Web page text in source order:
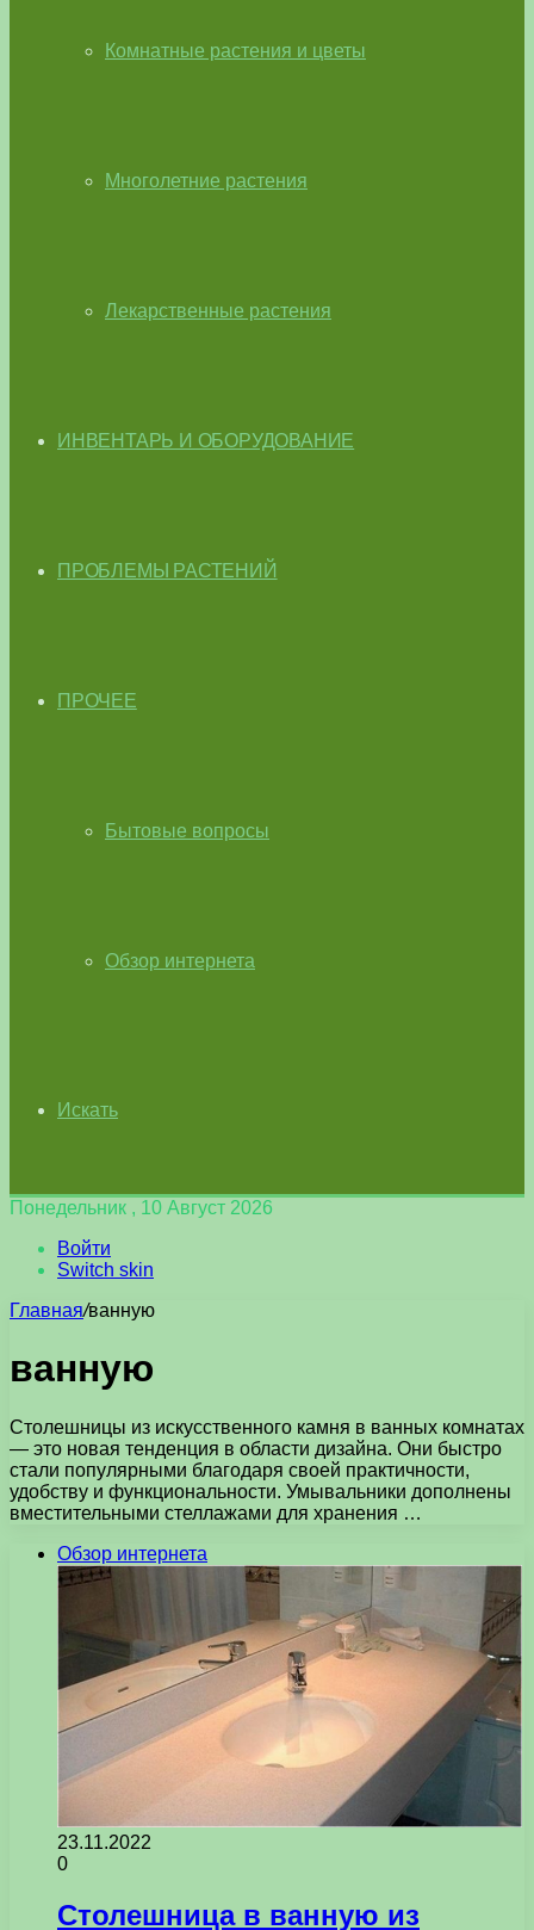
Комнатные растения и цветы
Многолетние растения
Лекарственные растения
ИНВЕНТАРЬ И ОБОРУДОВАНИЕ
ПРОБЛЕМЫ РАСТЕНИЙ
ПРОЧЕЕ
Бытовые вопросы
Обзор интернета
Искать
Понедельник , 10 Август 2026
Войти
Switch skin
Главная/ванную
ванную
Столешницы из искусственного камня в ванных комнатах
— это новая тенденция в области дизайна. Они быстро
стали популярными благодаря своей практичности,
удобству и функциональности. Умывальники дополнены
вместительными стеллажами для хранения …
Обзор интернета
23.11.2022
0
Столешница в ванную из